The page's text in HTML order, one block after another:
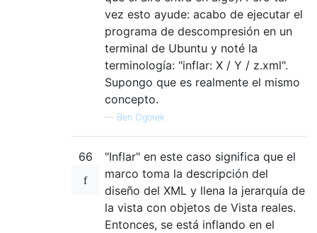
vez esto ayude: acabo de ejecutar el
programa de descompresión en un
terminal de Ubuntu y noté la
terminología: "inflar: X / Y / z.xml".
Supongo que es realmente el mismo
concepto.
— Ben Ogorek
66
"Inflar" en este caso significa que el
marco toma la descripción del
diseño del XML y llena la jerarquía de
la vista con objetos de Vista reales.
Entonces, se está inflando en el